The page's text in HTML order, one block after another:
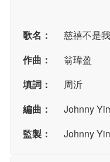
歌名：
慈禧不是我
作曲：
翁瑋盈
填詞：
周沂
編曲：
Johnny
監製：
Johnny